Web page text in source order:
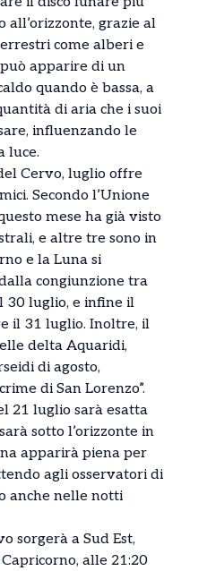
all’orizzonte, grazie al
come alberi e
apparire di un
quando è bassa, a
di aria che i suoi
influenzando le
luce.
Cervo, luglio offre
Secondo l’Unione
mese ha già visto
e altre tre sono in
e la Luna si
congiunzione tra
30 luglio, e infine il
il 31 luglio. Inoltre, il
delta Aquaridi,
di agosto,
di San Lorenzo”.
21 luglio sarà esatta
sotto l’orizzonte in
apparirà piena per
agli osservatori di
anche nelle notti
sorgerà a Sud Est,
alle 21:20